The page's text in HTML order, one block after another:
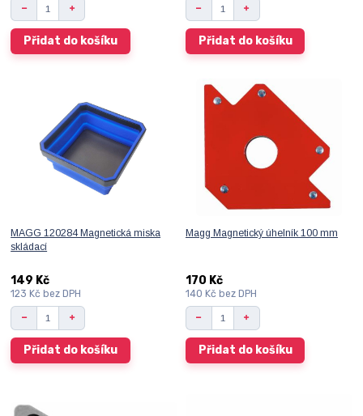
Přidat do košíku Přidat do košíku
MAGG 120284 Magnetická miska
skládací
149 Kč
123 Kčbez DPH
Přidat do košíku
Magg Magnetický úhelník 100 mm
170 Kč
140 Kč bez DPH
Přidat do košíku